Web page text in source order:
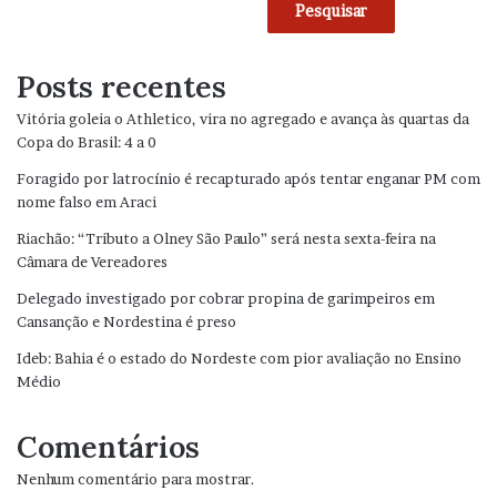
Pesquisar
Posts recentes
Vitória goleia o Athletico, vira no agregado e avança às quartas da
Copa do Brasil: 4 a 0
Foragido por latrocínio é recapturado após tentar enganar PM com
nome falso em Araci
Riachão: “Tributo a Olney São Paulo” será nesta sexta-feira na
Câmara de Vereadores
Delegado investigado por cobrar propina de garimpeiros em
Cansanção e Nordestina é preso
Ideb: Bahia é o estado do Nordeste com pior avaliação no Ensino
Médio
Comentários
Nenhum comentário para mostrar.